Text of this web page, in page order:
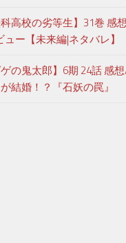
科高校の劣等生】31巻 感
ー【未来編|ネタバレ】
ゲの鬼太郎】6期 24話 感
結婚！？『石妖の罠』